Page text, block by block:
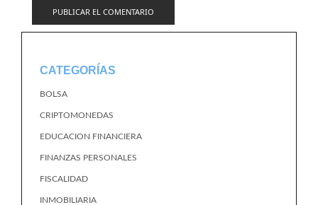
CATEGORÍAS
BOLSA
CRIPTOMONEDAS
EDUCACION FINANCIERA
FINANZAS PERSONALES
FISCALIDAD
INMOBILIARIA